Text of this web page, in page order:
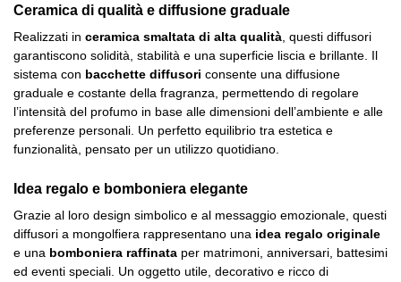
Ceramica di qualità e diffusione graduale
Realizzati in ceramica smaltata di alta qualità , questi diffusori
garantiscono solidità, stabilità e una superficie liscia e brillante. Il
sistema con bacchette diffusori consente una diffusione
graduale e costante della fragranza, permettendo di regolare
l’intensità del profumo in base alle dimensioni dell’ambiente e alle
preferenze personali. Un perfetto equilibrio tra estetica e
funzionalità, pensato per un utilizzo quotidiano.
Idea regalo e bomboniera elegante
Grazie al loro design simbolico e al messaggio emozionale, questi
diffusori a mongolfiera rappresentano una idea regalo originale
e una bomboniera raffinata per matrimoni, anniversari, battesimi
ed eventi speciali. Un oggetto utile, decorativo e ricco di